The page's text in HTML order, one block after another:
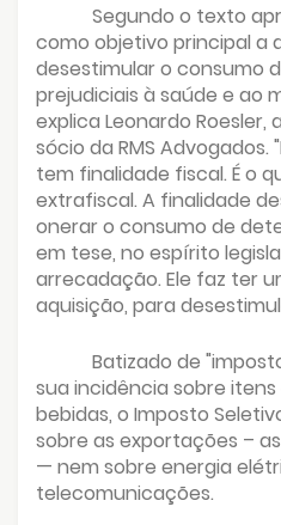
Segundo o texto
como objetivo principal a
desestimular o consumo
prejudiciais à saúde e ao
explica Leonardo
sócio da RMS Advogados.
tem finalidade fiscal. É o
extrafiscal. A finalidade
onerar o consumo de
em tese, no espírito
arrecadação. Ele faz ter
aquisição, para
Batizado de
sua incidência sobre
bebidas, o Imposto
sobre as exportações –
— nem sobre energia
telecomunicações.